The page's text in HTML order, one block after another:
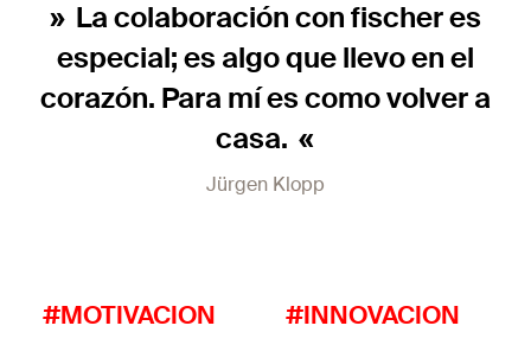
La colaboración con fischer es
especial; es algo que llevo en el
corazón. Para mí es como volver a
casa.
Jürgen Klopp
#MOTIVACION #INNOVACION